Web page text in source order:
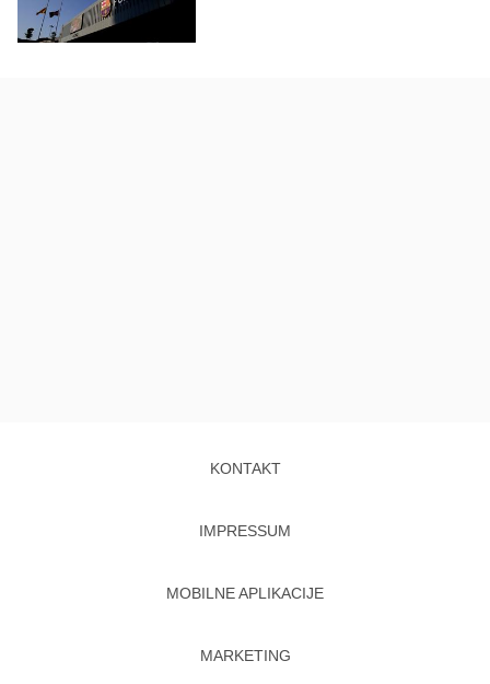
KONTAKT
IMPRESSUM
MOBILNE APLIKACIJE
MARKETING